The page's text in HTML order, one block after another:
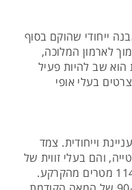
ייחודי שהוקם בסוף
בסמוך לארמון המלוכה,
הוא שב להיות פעיל
בעלי אופי
וייחודית. צמד
והם בעלי זווית של
15 מעלות, ומתנשאים לגובה של 114 מטרים מהקרקע.